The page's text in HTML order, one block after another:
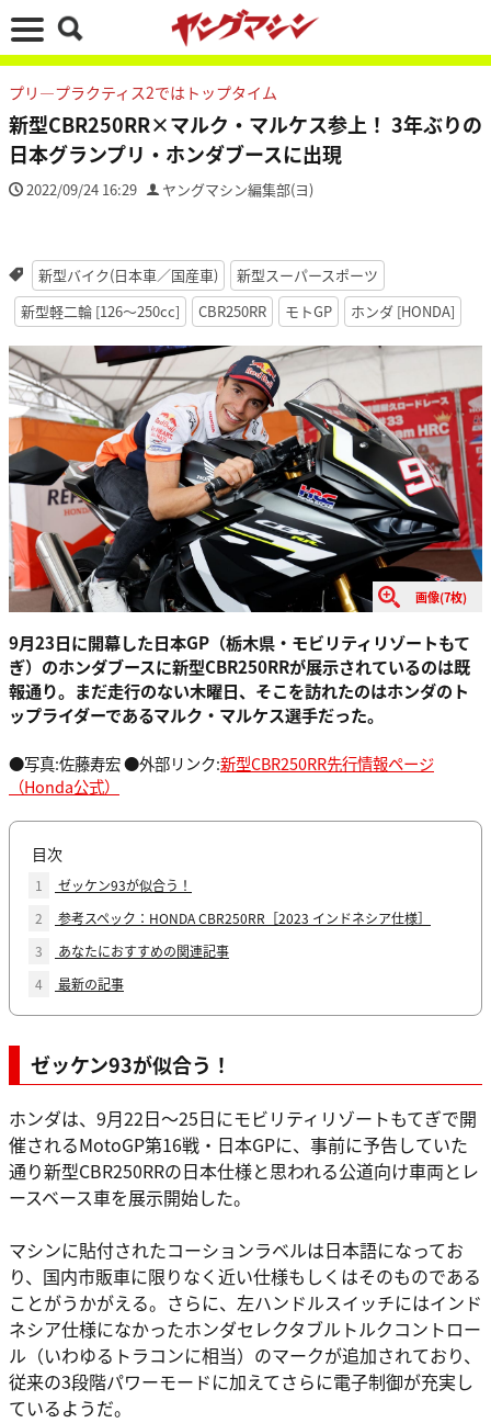
プリ―プラクティス2ではトップタイム
新型CBR250RR×マルク・マルケス参上！ 3年ぶりの
日本グランプリ・ホンダブースに出現
2022/09/24 16:29 ヤングマシン編集部(ヨ)
新型バイク(日本車／国産車)
新型スーパースポーツ
新型軽二輪 [126〜250cc]
CBR250RR モトGP ホンダ [HONDA]
画像(7枚)
9月23日に開幕した日本GP（栃木県・モビリティリゾートもて
ぎ）のホンダブースに新型CBR250RRが展示されているのは既
報通り。まだ走行のない木曜日、そこを訪れたのはホンダのト
ップライダーであるマルク・マルケス選手だった。
●写真:佐藤寿宏 ●外部リンク:新型CBR250RR先行情報ページ
（Honda公式）
目次
1
ゼッケン93が似合う！
2
参考スペック：HONDA CBR250RR［2023 インドネシア仕様］
3
あなたにおすすめの関連記事
4
最新の記事
ゼッケン93が似合う！
ホンダは、9月22日～25日にモビリティリゾートもてぎで開
催されるMotoGP第16戦・日本GPに、事前に予告していた
通り新型CBR250RRの日本仕様と思われる公道向け車両とレ
ースベース車を展示開始した。
マシンに貼付されたコーションラベルは日本語になってお
り、国内市販車に限りなく近い仕様もしくはそのものである
ことがうかがえる。さらに、左ハンドルスイッチにはインド
ネシア仕様になかったホンダセレクタブルトルクコントロー
ル（いわゆるトラコンに相当）のマークが追加されており、
従来の3段階パワーモードに加えてさらに電子制御が充実し
ているようだ。